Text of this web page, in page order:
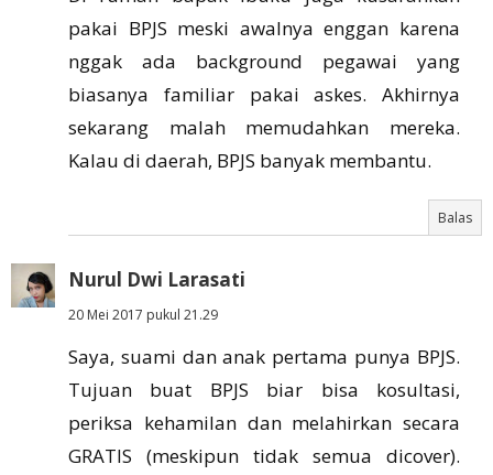
pakai BPJS meski awalnya enggan karena
nggak ada background pegawai yang
biasanya familiar pakai askes. Akhirnya
sekarang malah memudahkan mereka.
Kalau di daerah, BPJS banyak membantu.
Balas
Nurul Dwi Larasati
20 Mei 2017 pukul 21.29
Saya, suami dan anak pertama punya BPJS.
Tujuan buat BPJS biar bisa kosultasi,
periksa kehamilan dan melahirkan secara
GRATIS (meskipun tidak semua dicover).